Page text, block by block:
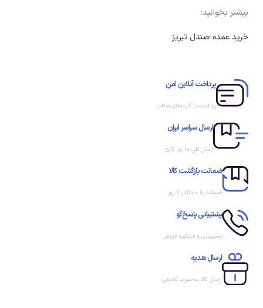
بیشتر بخوانید:
خرید عمده صندل تبریز
پرداخت آنلاین امن
پرداخت با کارت‌های شتاب
ارسال سراسر ایران
ارسال طی 10 روز کاری
ضمانت بازگشت کالا
ضمانت تا حداکثر ۷ روز
پشتیبانی پاسخ‌گو
پشتیبانی و مشاوره فروش
ارسال هدیه
ارسال کالا به صورت کادویی